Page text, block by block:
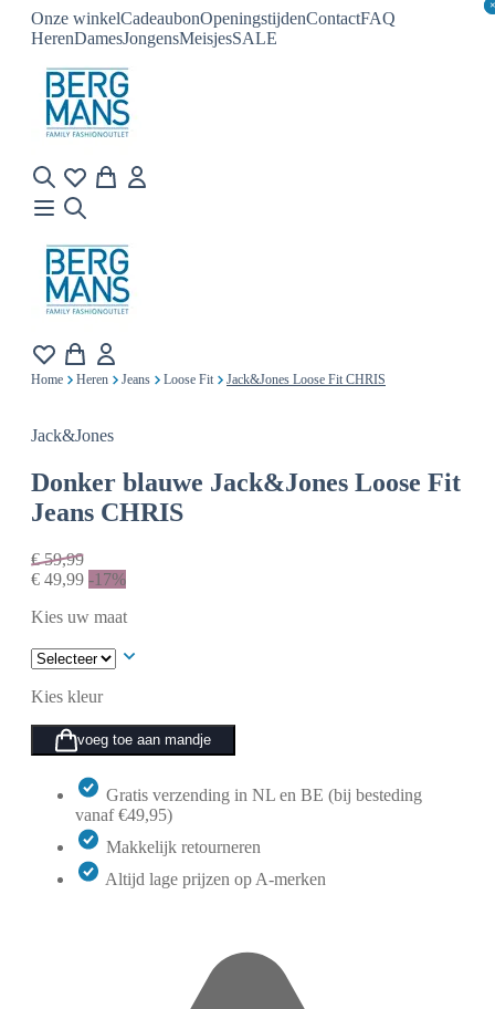
Onze winkelCadeaubonOpeningstijdenContactFAQ
HerenDamesJongensMeisjesSALE
×
×
Home Heren Jeans Loose Fit Jack&Jones Loose Fit CHRIS
Jack&Jones
Donker blauwe Jack&Jones Loose Fit
Jeans CHRIS
€59,99
€ 49,99 -17%
Kies uw maat
Kies kleur
voeg toe aan mandje
Gratis verzending in NL en BE (bij besteding
vanaf €49,95)
Makkelijk retourneren
Altijd lage prijzen op A-merken